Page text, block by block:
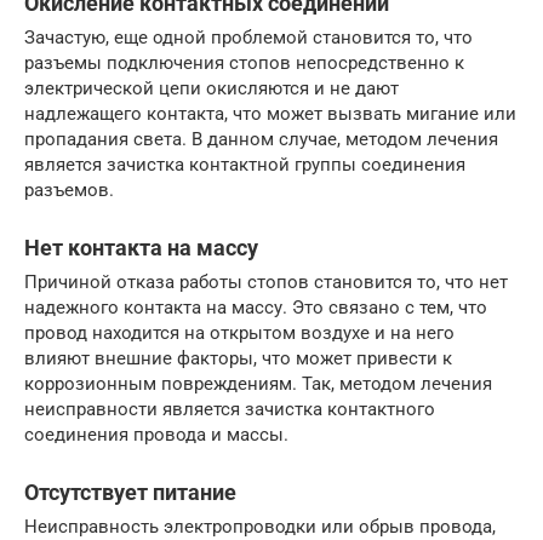
Зачастую, еще одной проблемой становится то, что
разъемы подключения стопов непосредственно к
электрической цепи окисляются и не дают
надлежащего контакта, что может вызвать мигание или
пропадания света. В данном случае, методом лечения
является зачистка контактной группы соединения
разъемов.
Нет контакта на массу
Причиной отказа работы стопов становится то, что нет
надежного контакта на массу. Это связано с тем, что
провод находится на открытом воздухе и на него
влияют внешние факторы, что может привести к
коррозионным повреждениям. Так, методом лечения
неисправности является зачистка контактного
соединения провода и массы.
Отсутствует питание
Неисправность электропроводки или обрыв провода,